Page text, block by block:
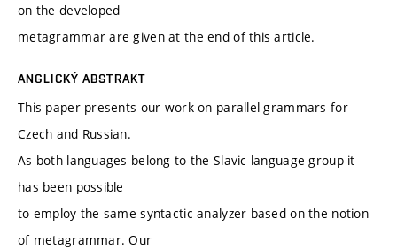
on the developed
metagrammar are given at the end of this article.
ANGLICKÝ ABSTRAKT
This paper presents our work on parallel grammars for
Czech and Russian.
As both languages belong to the Slavic language group it
has been possible
to employ the same syntactic analyzer based on the notion
of metagrammar. Our